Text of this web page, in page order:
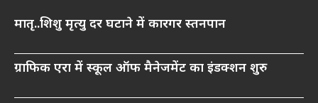
मातृ..शिशु मृत्यु दर घटाने में कारगर स्तनपान
ग्राफिक एरा में स्कूल ऑफ मैनेजमेंट का इंडक्शन शुरु